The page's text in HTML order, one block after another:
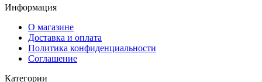
Информация
О магазине
Доставка и оплата
Политика конфиденциальности
Соглашение
Категории